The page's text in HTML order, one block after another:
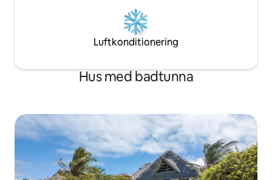
Luftkonditionering
Hus med badtunna